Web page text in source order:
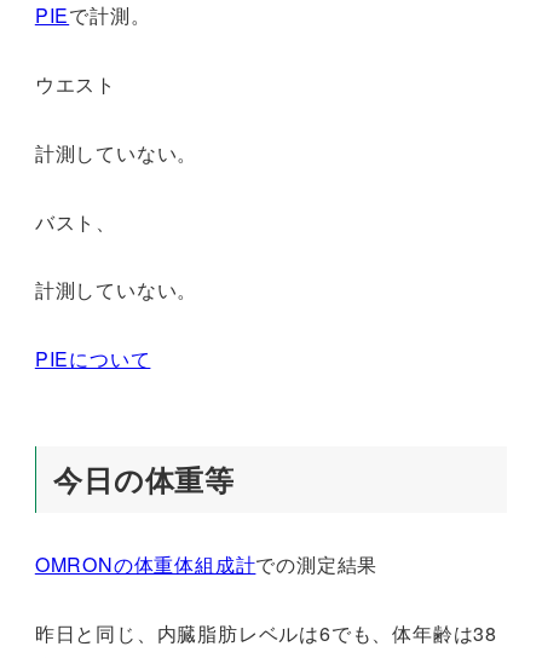
PIEで計測。
ウエスト
計測していない。
バスト、
計測していない。
PIEについて
今日の体重等
OMRONの体重体組成計での測定結果
昨日と同じ、内臓脂肪レベルは6でも、体年齢は38